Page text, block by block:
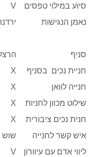
סיוע במילוי טפסים
V
נאמן הנגישות
ירדנה
סניף
חניית נכים בסניף
X
חנייה לוואן
X
שילוט מכוון לחניות
X
חנית נכים ציבורית
X
איש קשר לחנייה
שוש
ליווי אדם עם עיוורון
V